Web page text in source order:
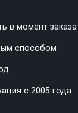
в момент заказа
способом
с 2005 года